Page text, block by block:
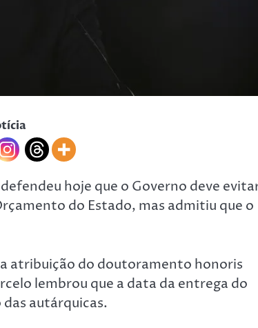
hoje que o Governo deve
do Estado, mas admitiu que o
atribuição do doutoramento honoris
lembrou que a data da entrega do
autárquicas.